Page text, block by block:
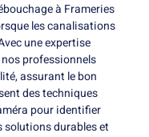
à Frameries
les canalisations
une expertise
professionnels
assurant le bon
des techniques
pour identifier
solutions durables et